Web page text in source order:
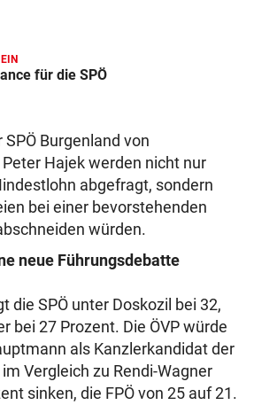
für die SPÖ
Burgenland von
Hajek werden nicht nur
abgefragt, sondern
bei einer bevorstehenden
würden.
neue Führungsdebatte
die SPÖ unter Doskozil bei 32,
bei 27 Prozent. Die ÖVP würde
als Kanzlerkandidat der
Vergleich zu Rendi-Wagner
sinken, die FPÖ von 25 auf 21.